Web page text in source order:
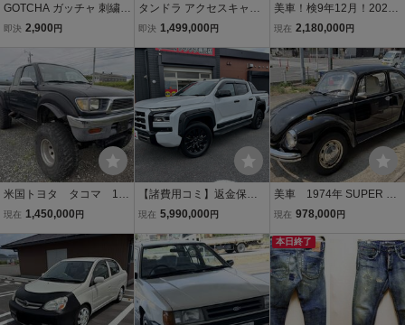
GOTCHA ガッチャ 刺繍
ストレッチ デニム ハーフ
即決 2,900 円
タンドラ アクセスキャブ
リミテッド 4.7 V8 Tベル
ート
即決 1,499,000 円
美車！検9年12月！2022
年式ホンダeアドバンス
現在 2,180,000 円
米国トヨタ タコマ 199
6年4WD
現在 1,450,000 円
【諸費用コミ】返金保証
付:三菱 トライトン 2.4 G
現在 5,990,000 円
美車 1974年 SUPER BE
ETLE 1303S 1600 キャブ
ジン、ミッション好調で
す 売り切り出品
現在 978,000 円
本日終了